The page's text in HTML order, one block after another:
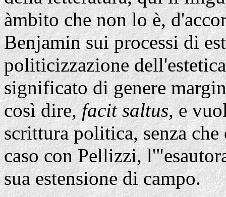
àmbito che non lo è,
Benjamin sui processi di
politicizzazione
significato di genere
così dire,facit saltus, e
scrittura politica, senza
caso con Pellizzi,
sua estensione di campo.